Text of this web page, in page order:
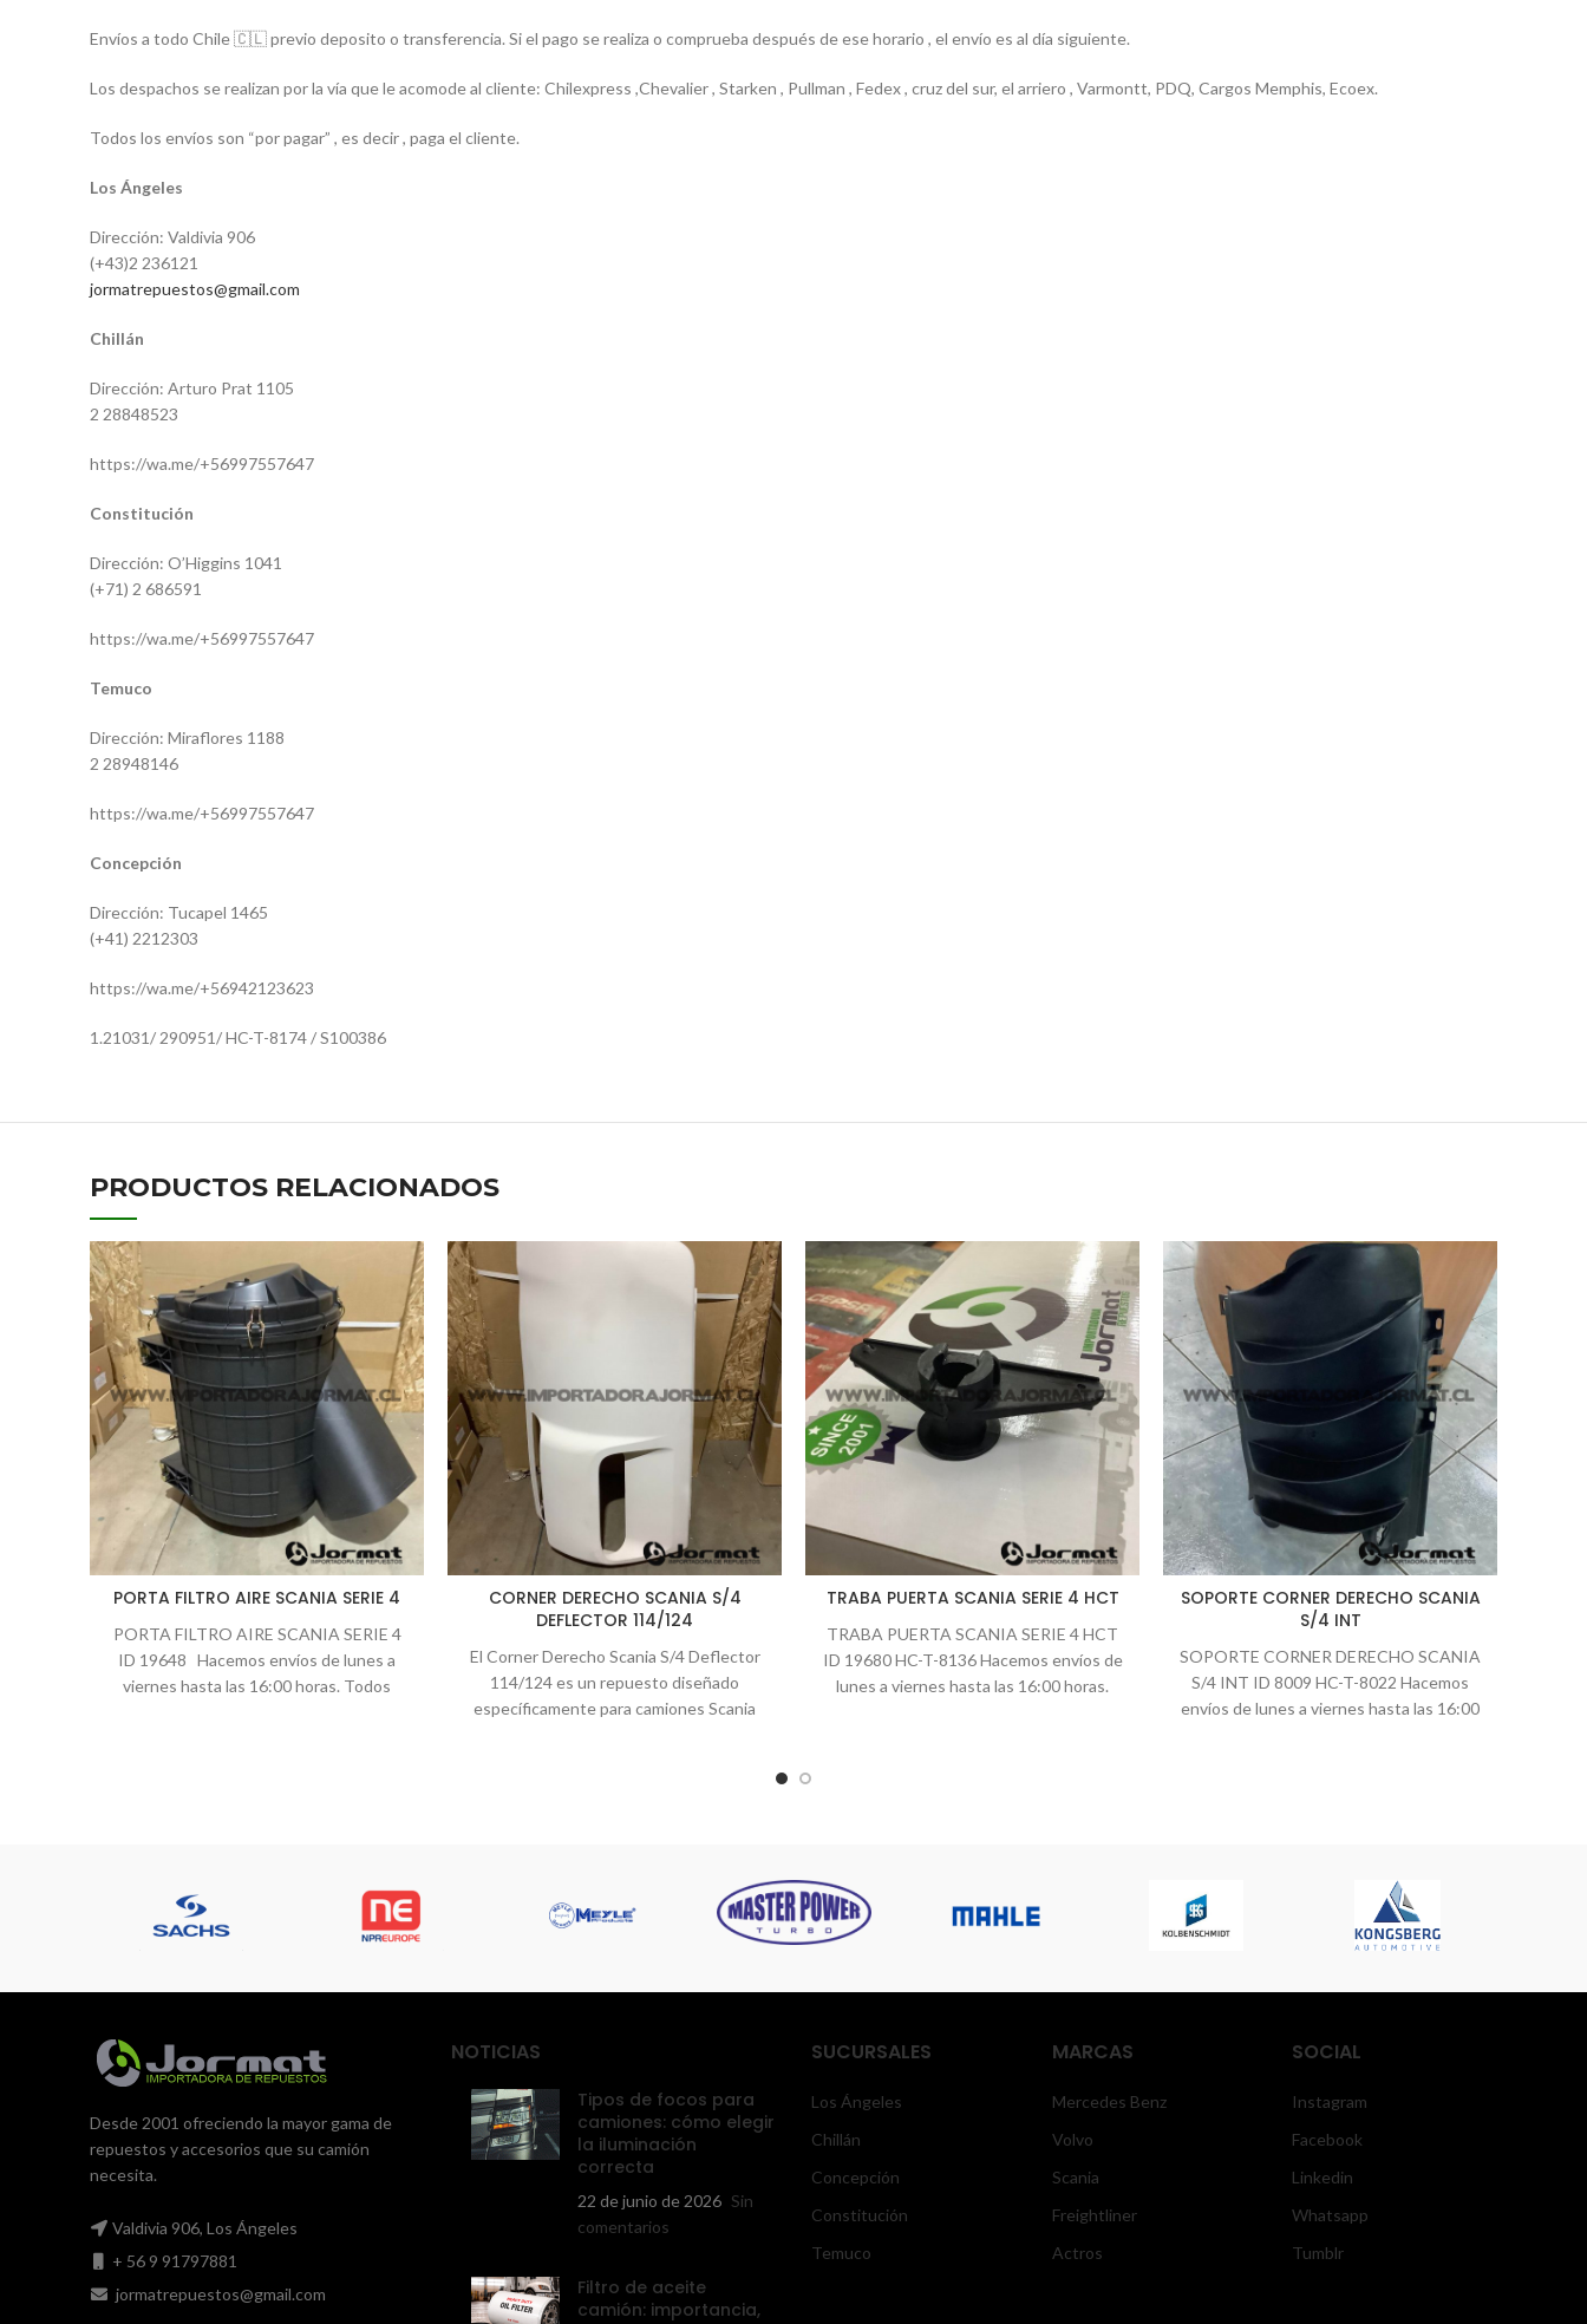
Envíos a todo Chile 🇨🇱 previo deposito o transferencia. Si el pago se realiza o comprueba después de ese horario , el envío es al día siguiente.
Los despachos se realizan por la vía que le acomode al cliente: Chilexpress ,Chevalier , Starken , Pullman , Fedex , cruz del sur, el arriero , Varmontt, PDQ, Cargos Memphis, Ecoex.
Todos los envíos son “por pagar” , es decir , paga el cliente.
Los Ángeles
Dirección: Valdivia 906
(+43)2 236121
jormatrepuestos@gmail.com
Chillán
Dirección: Arturo Prat 1105
2 28848523
https://wa.me/+56997557647
Constitución
Dirección: O’Higgins 1041
(+71) 2 686591
https://wa.me/+56997557647
Temuco
Dirección: Miraflores 1188
2 28948146
https://wa.me/+56997557647
Concepción
Dirección: Tucapel 1465
(+41) 2212303
https://wa.me/+56942123623
1.21031/ 290951/HC-T-8174/ S100386
PRODUCTOS RELACIONADOS
PORTA FILTRO AIRE SCANIA SERIE 4
PORTA FILTRO AIRE SCANIA SERIE 4
ID 19648 Hacemos envíos de lunes a
viernes hasta las 16:00 horas. Todos
CORNER DERECHO SCANIA S/4
DEFLECTOR 114/124
El Corner Derecho Scania S/4 Deflector
114/124 es un repuesto diseñado
específicamente para camiones Scania
TRABA PUERTA SCANIA SERIE 4 HCT
TRABA PUERTA SCANIA SERIE 4 HCT
ID 19680 HC-T-8136 Hacemos envíos de
lunes a viernes hasta las 16:00 horas.
SOPORTE CORNER DERECHO SCANIA
S/4 INT
SOPORTE CORNER DERECHO SCANIA
S/4 INT ID 8009 HC-T-8022 Hacemos
envíos de lunes a viernes hasta las 16:00
Desde 2001 ofreciendo la mayor gama de
repuestos y accesorios que su camión
necesita.
Valdivia 906, Los Ángeles
+ 56 9 91797881
jormatrepuestos@gmail.com
NOTICIAS
Tipos de focos para
camiones: cómo elegir
la iluminación
correcta
22 de junio de 2026 Sin
comentarios
Filtro de aceite
camión: importancia,
SUCURSALES
Los Ángeles
Chillán
Concepción
Constitución
Temuco
MARCAS
Mercedes Benz
Volvo
Scania
Freightliner
Actros
SOCIAL
Instagram
Facebook
Linkedin
Whatsapp
Tumblr